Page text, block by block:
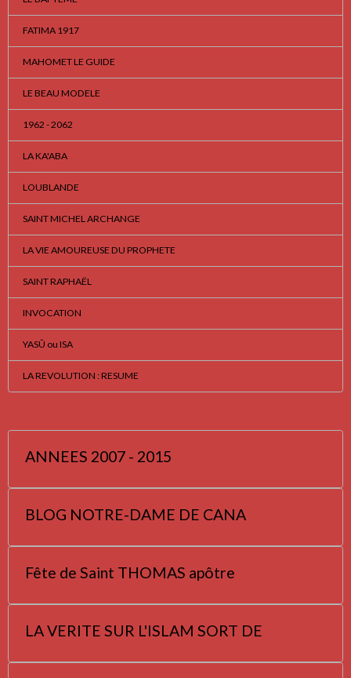
FATIMA 1917
MAHOMET LE GUIDE
LE BEAU MODELE
1962 - 2062
LA KA'ABA
LOUBLANDE
SAINT MICHEL ARCHANGE
LA VIE AMOUREUSE DU PROPHETE
SAINT RAPHAËL
INVOCATION
YASÛ ou ISA
LA REVOLUTION : RESUME
ANNEES 2007 - 2015
BLOG NOTRE-DAME DE CANA
Fête de Saint THOMAS apôtre
LA VERITE SUR L'ISLAM SORT DE